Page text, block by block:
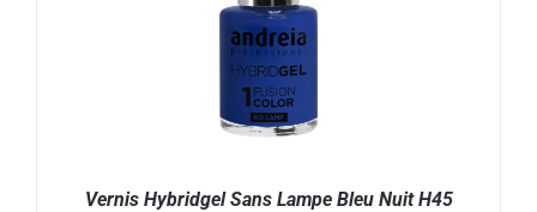
Vernis Hybridgel Sans Lampe Bleu Nuit H45